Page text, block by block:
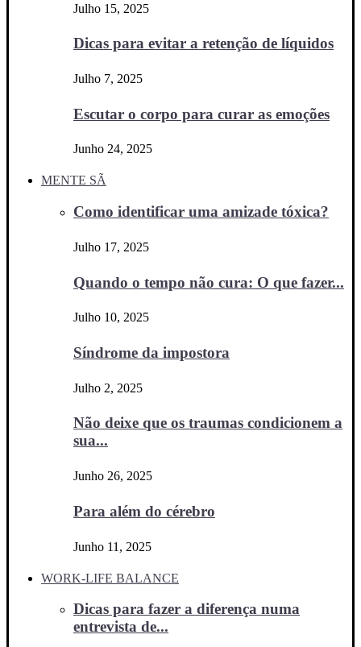
Julho 15, 2025
Dicas para evitar a retenção de líquidos
Julho 7, 2025
Escutar o corpo para curar as emoções
Junho 24, 2025
MENTE SÃ
Como identificar uma amizade tóxica?
Julho 17, 2025
Quando o tempo não cura: O que fazer...
Julho 10, 2025
Síndrome da impostora
Julho 2, 2025
Não deixe que os traumas condicionem a
sua...
Junho 26, 2025
Para além do cérebro
Junho 11, 2025
WORK-LIFE BALANCE
Dicas para fazer a diferença numa
entrevista de...